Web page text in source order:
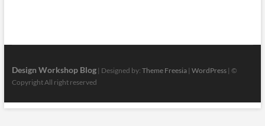
Design Workshop Blog| Designed by: Theme Freesia| WordPress| ©
Copyright All right reserved